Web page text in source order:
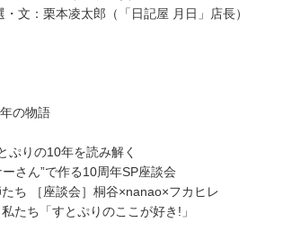
文：栗本凌太郎（「日記屋 月日」店長）
の物語
りの10年を読み解く
さん”で作る10周年SP座談会
ち ［座談会］桐谷×nanao×フカヒレ
たち「すとぷりのここが好き!」